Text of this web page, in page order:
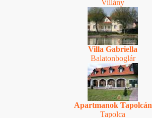
Villány
Villa Gabriella
Balatonboglár
Apartmanok Tapolcán
Tapolca